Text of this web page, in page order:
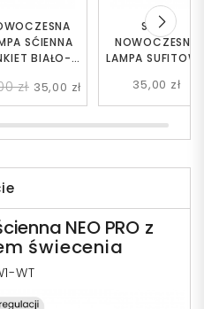
SPOT
NOWOCZESNA
LAMPA
35,00 zł
SĆIENNA
BIAŁO-
zł 35,00 zł
NEO PRO z
świecenia
WT